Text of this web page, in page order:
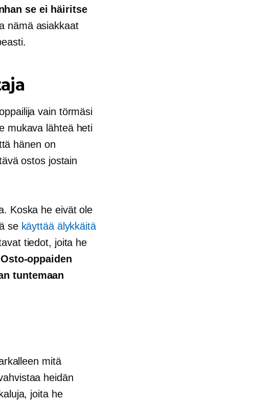
se ei häiritse
nämä asiakkaat
vain törmäsi
mukava lähteä heti
hänen on
ostos jostain
Koska he eivät ole
se käyttää älykkäitä
tiedot, joita he
Osto-oppaiden
tuntemaan
mitä
heidän
joita he